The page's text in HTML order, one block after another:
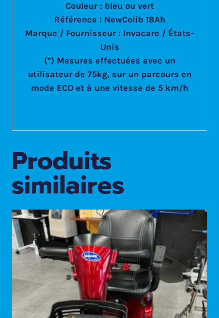
Couleur : bleu ou vert
Référence : NewColib 18Ah
Marque / Fournisseur : Invacare / États-
Unis
(*) Mesures effectuées avec un
utilisateur de 75kg, sur un parcours en
mode ECO et à une vitesse de 5 km/h
Produits
similaires